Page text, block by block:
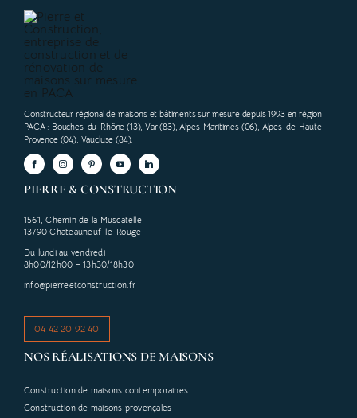
Constructeur régional de maisons et bâtiments sur mesure depuis 1993 en région
PACA: Bouches-du-Rhône (13), Var (83), Alpes-Maritimes (06), Alpes-de-Haute-
Provence (04), Vaucluse (84).
NOS RÉALISATIONS DE MAISONS
Construction de maisons contemporaines
Construction de maisons provençales
PIERRE & CONSTRUCTION
1561, Chemin de la Muscatelle
13790 Chateauneuf-le-Rouge
Du lundi au vendredi
8h00/12h00 – 13h30/18h30
info@pierreetconstruction.fr
04 42 20 92 40